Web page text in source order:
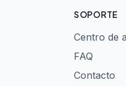
SOPORTE
Centro de
FAQ
Contacto